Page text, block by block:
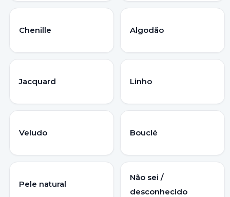
Chenille Algodão
Jacquard Linho
Veludo Bouclé
Pele natural
Não sei /
desconhecido